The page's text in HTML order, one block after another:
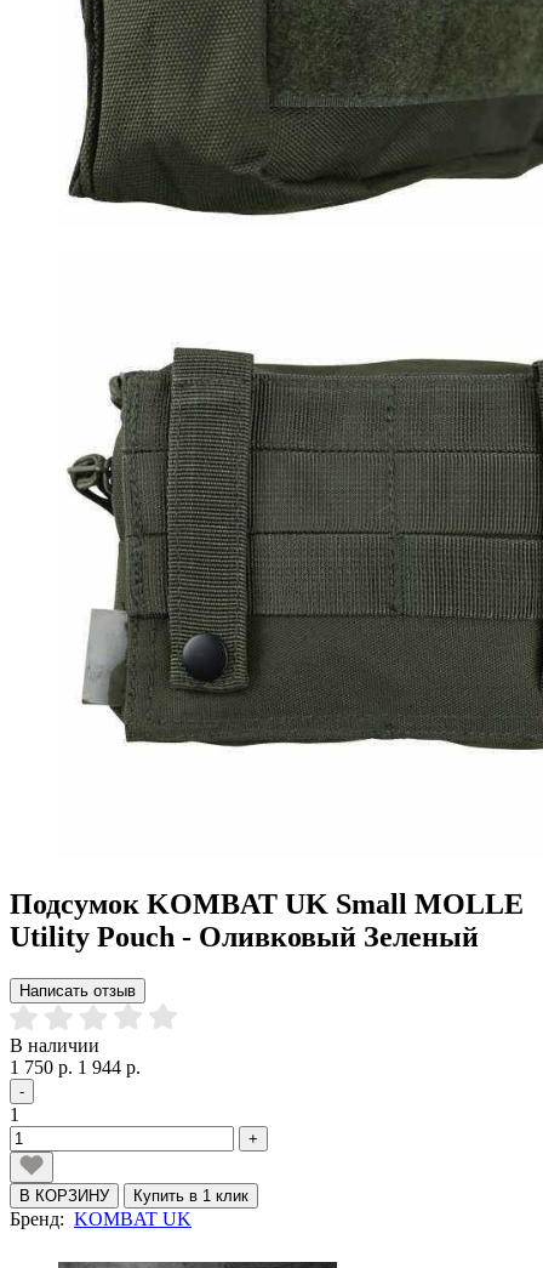
Подсумок KOMBAT UK Small MOLLE
Utility Pouch - Оливковый Зеленый
Написать отзыв
В наличии
1 750 р. 1 944 р.
-
1
+
В КОРЗИНУ Купить в 1 клик
Бренд: KOMBAT UK